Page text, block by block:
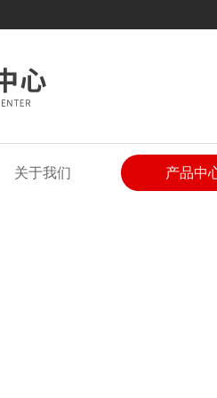
关于我们 产品中